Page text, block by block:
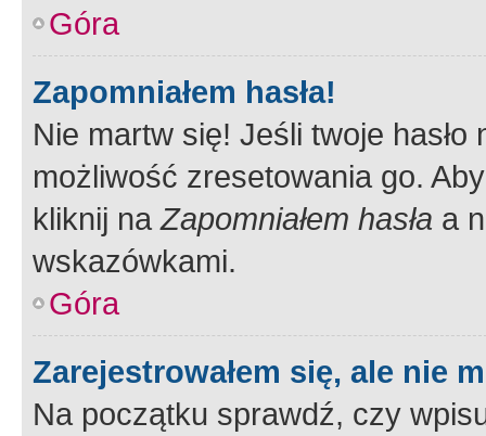
Góra
Zapomniałem hasła!
Nie martw się! Jeśli twoje
możliwość zresetowania go.
kliknij naZapomniałem hasła a
wskazówkami.
Góra
Zarejestrowałem się, ale nie
Na początku sprawdź, czy